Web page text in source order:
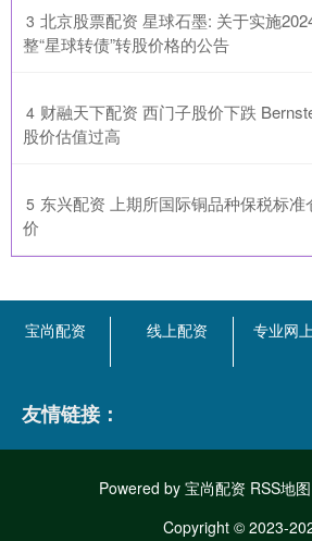
3 北京股票配资 星球石墨: 关于实施
整“星球转债”转股价格的公告
4 财融天下配资 西门子股价下跌
股价估值过高
5 东兴配资 上期所国际铜品种保税标
价
宝尚配资 线上配资 专业网
友情链接：
Powered by 宝尚配资 RSS地图
Copyright © 2023-